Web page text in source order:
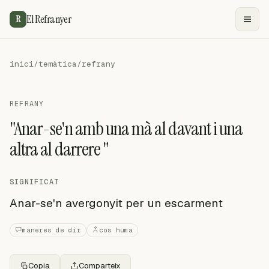
R El Refranyer
inici/temàtica/refrany
REFRANY
"Anar-se'n amb una mà al davant i una
altra al darrere "
SIGNIFICAT
Anar-se'n avergonyit per un escarment
maneres de dir cos huma
Copia Comparteix